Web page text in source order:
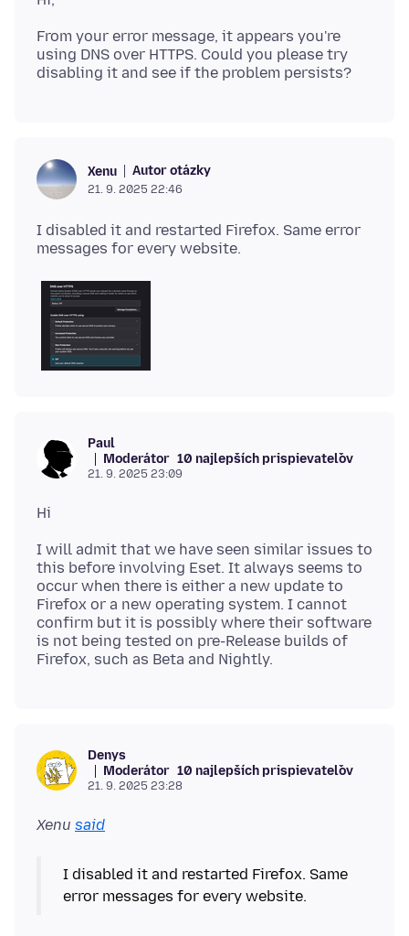
From your error message, it appears you're
using DNS over HTTPS. Could you please try
Xenu Autor otázky
21. 9. 2025 22:46
I disabled it and restarted Firefox. Same error
Paul
Moderátor 10 najlepších prispievateľov
21. 9. 2025 23:09
I will admit that we have seen similar issues to
this before involving Eset. It always seems to
occur when there is either a new update to
Firefox or a new operating system. I cannot
confirm but it is possibly where their software
is not being tested on pre-Release builds of
Denys
Moderátor 10 najlepších prispievateľov
21. 9. 2025 23:28
Xenu said
I disabled it and restarted Firefox. Same